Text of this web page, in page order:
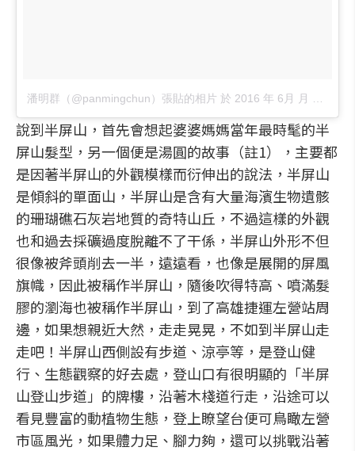
潘明群（@panmingchun）張貼的相片 於 2016 年 6月 月 28 3:21上午 PDT
說到半屏山，首先會想起婆婆媽媽當年最時髦的半
屏山髮型，另一個便是湯圓的故事（註1），主要都
是因著半屏山的外觀模樣而衍伸出的說法，半屏山
是傾斜的單面山，半屏山是含有大量海濱生物遺骸
的珊瑚礁石灰岩地質的奇特山丘，不過這樣的外觀
也和過去採礦過度脫離不了干係，半屏山外形不但
很像被斧頭削去一半，遠遠看，也像是展開的屏風
旗幟，因此被稱作半屏山，隨後吹得特高、噴滿髮
膠的瀏海也被稱作半屏山，到了高雄捷運左營站周
邊，如果想親近大然，走走晃晃，不如到半屏山走
走吧！半屏山西側設有步道、涼亭等，是登山健
行、生態觀察的好去處，登山口有很明顯的「半屏
山登山步道」的牌樓，沿著木棧道行走，沿途可以
看見豐富的動植物生態，登上瞭望台便可鳥瞰左營
市區風光，如果體力足、腳力夠，還可以挑戰沿著